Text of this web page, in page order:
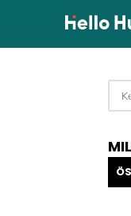
Ugrás a